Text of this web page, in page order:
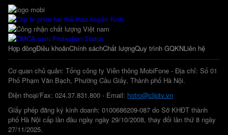
Hợp đồngĐiều khoảnChính sáchChất lượngQuy trình GQKNLiên hệ
Cơ quan chủ quản: Tổng công ty Viễn thông MobiFone - Địa chỉ: Số 01
Phố Phạm Văn Bạch, Phường Cầu Giấy, Thành phố Hà Nội.
Điện thoại/Fax: 024.37.831.800 - Email: hotro@cliptv.vn
Giấy phép đăng ký kinh doanh: 0100686209-087 do Sở KHĐT thành
phố Hà Nội cấp lần đầu ngày ngày 29/10/2008, thay đổi lần thứ 8 ngày
27/11/2025.